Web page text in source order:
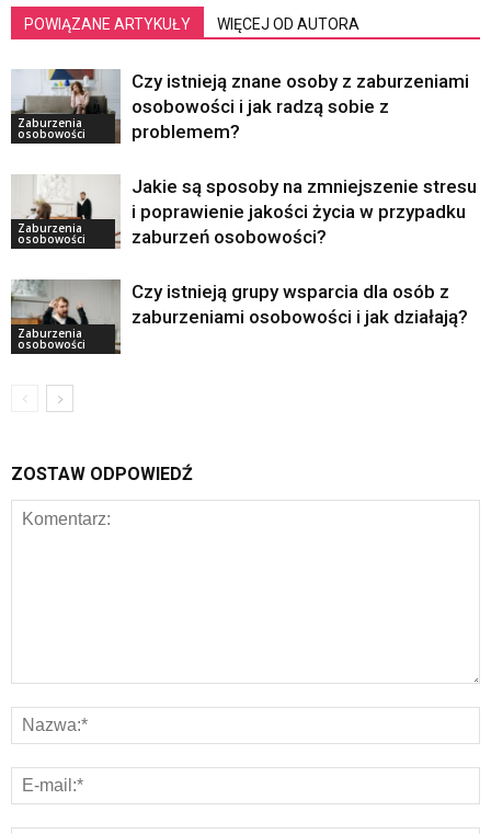
POWIĄZANE ARTYKUŁY WIĘCEJ OD AUTORA
Zaburzenia
osobowości
Czy istnieją znane osoby z zaburzeniami
osobowości i jak radzą sobie z
problemem?
Zaburzenia
osobowości
Jakie są sposoby na zmniejszenie stresu
i poprawienie jakości życia w przypadku
zaburzeń osobowości?
Zaburzenia
osobowości
Czy istnieją grupy wsparcia dla osób z
zaburzeniami osobowości i jak działają?
ZOSTAW ODPOWIEDŹ